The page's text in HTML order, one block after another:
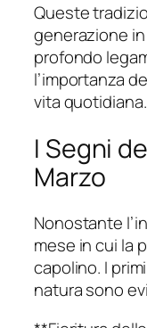
Queste
generazione
profondo
l’importanza
vita quotidiana.
I Segni
Marzo
Nonostante
mese in cui la
capolino. I
natura sono